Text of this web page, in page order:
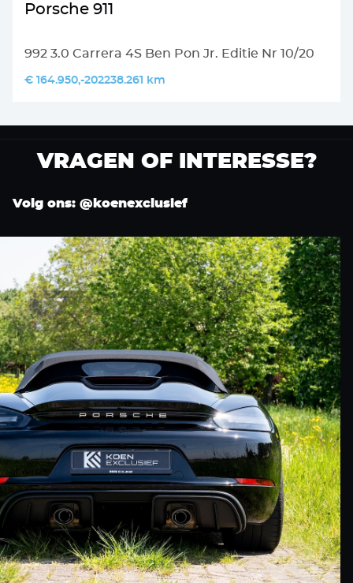
Porsche 911
992 3.0 Carrera 4S Ben Pon Jr. Editie Nr 10/20
(2022, NL, BTW) met lift vooras
€ 164.950,-202238.261 km
VRAGEN OF INTERESSE?
Volg ons: @koenexclusief